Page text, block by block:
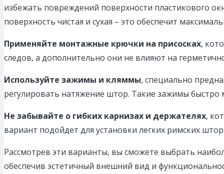
избежать повреждений поверхности пластикового
поверхность чистая и сухая – это обеспечит
Применяйте монтажные крючки на присосках,
следов, а дополнительно они не влияют на
Используйте зажимы и кляммы, специально
регулировать натяжение штор. Такие зажимы
Не забывайте о гибких карнизах и держателях,
вариант подойдет для установки легких римских
Рассмотрев эти варианты, вы сможете выбрать
обеспечив эстетичный внешний вид и